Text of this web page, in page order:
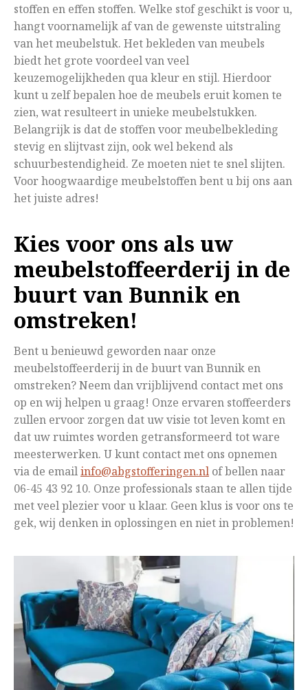
stoffen en effen stoffen. Welke stof geschikt is voor u,
hangt voornamelijk af van de gewenste uitstraling
van het meubelstuk. Het bekleden van meubels
biedt het grote voordeel van veel
keuzemogelijkheden qua kleur en stijl. Hierdoor
kunt u zelf bepalen hoe de meubels eruit komen te
zien, wat resulteert in unieke meubelstukken.
Belangrijk is dat de stoffen voor meubelbekleding
stevig en slijtvast zijn, ook wel bekend als
schuurbestendigheid. Ze moeten niet te snel slijten.
Voor hoogwaardige meubelstoffen bent u bij ons aan
het juiste adres!
Kies voor ons als uw
meubelstoffeerderij in de
buurt van Bunnik en
omstreken!
Bent u benieuwd geworden naar onze
meubelstoffeerderij in de buurt van Bunnik en
omstreken? Neem dan vrijblijvend contact met ons
op en wij helpen u graag! Onze ervaren stoffeerders
zullen ervoor zorgen dat uw visie tot leven komt en
dat uw ruimtes worden getransformeerd tot ware
meesterwerken. U kunt contact met ons opnemen
via de emailinfo@abgstofferingen.nl of bellen naar
06-45 43 92 10. Onze professionals staan te allen tijde
met veel plezier voor u klaar. Geen klus is voor ons te
gek, wij denken in oplossingen en niet in problemen!